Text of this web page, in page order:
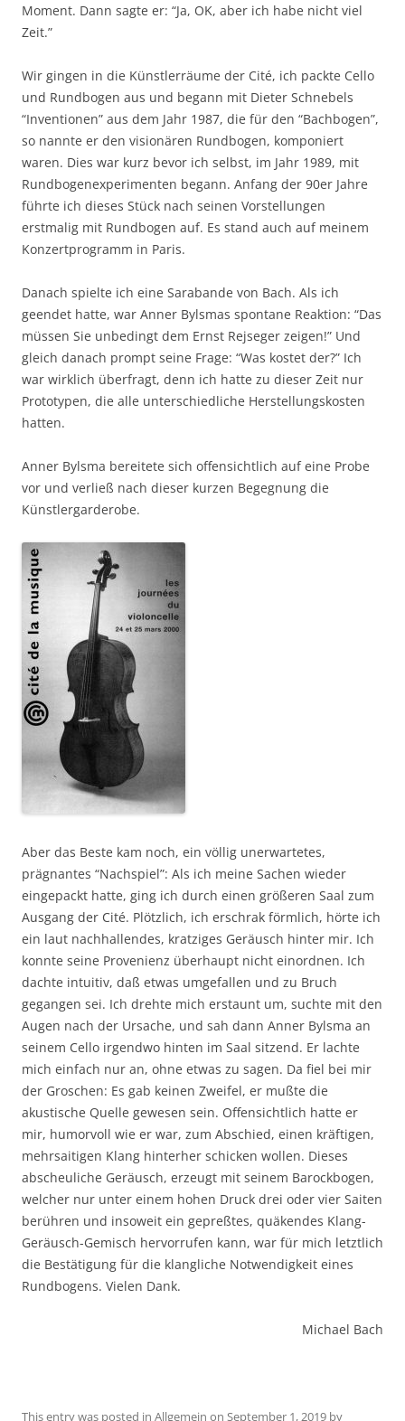
Moment. Dann sagte er: “Ja, OK, aber ich habe nicht viel
Zeit.”
Wir gingen in die Künstlerräume der Cité, ich packte Cello
und Rundbogen aus und begann mit Dieter Schnebels
“Inventionen” aus dem Jahr 1987, die für den “Bachbogen”,
so nannte er den visionären Rundbogen, komponiert
waren. Dies war kurz bevor ich selbst, im Jahr 1989, mit
Rundbogenexperimenten begann. Anfang der 90er Jahre
führte ich dieses Stück nach seinen Vorstellungen
erstmalig mit Rundbogen auf. Es stand auch auf meinem
Konzertprogramm in Paris.
Danach spielte ich eine Sarabande von Bach. Als ich
geendet hatte, war Anner Bylsmas spontane Reaktion: “Das
müssen Sie unbedingt dem Ernst Rejseger zeigen!” Und
gleich danach prompt seine Frage: “Was kostet der?” Ich
war wirklich überfragt, denn ich hatte zu dieser Zeit nur
Prototypen, die alle unterschiedliche Herstellungskosten
hatten.
Anner Bylsma bereitete sich offensichtlich auf eine Probe
vor und verließ nach dieser kurzen Begegnung die
Künstlergarderobe.
Aber das Beste kam noch, ein völlig unerwartetes,
prägnantes “Nachspiel”: Als ich meine Sachen wieder
eingepackt hatte, ging ich durch einen größeren Saal zum
Ausgang der Cité. Plötzlich, ich erschrak förmlich, hörte ich
ein laut nachhallendes, kratziges Geräusch hinter mir. Ich
konnte seine Provenienz überhaupt nicht einordnen. Ich
dachte intuitiv, daß etwas umgefallen und zu Bruch
gegangen sei. Ich drehte mich erstaunt um, suchte mit den
Augen nach der Ursache, und sah dann Anner Bylsma an
seinem Cello irgendwo hinten im Saal sitzend. Er lachte
mich einfach nur an, ohne etwas zu sagen. Da fiel bei mir
der Groschen: Es gab keinen Zweifel, er mußte die
akustische Quelle gewesen sein. Offensichtlich hatte er
mir, humorvoll wie er war, zum Abschied, einen kräftigen,
mehrsaitigen Klang hinterher schicken wollen. Dieses
abscheuliche Geräusch, erzeugt mit seinem Barockbogen,
welcher nur unter einem hohen Druck drei oder vier Saiten
berühren und insoweit ein gepreßtes, quäkendes Klang-
Geräusch-Gemisch hervorrufen kann, war für mich letztlich
die Bestätigung für die klangliche Notwendigkeit eines
Rundbogens. Vielen Dank.
Michael Bach
This entry was posted in Allgemein on September 1, 2019 by